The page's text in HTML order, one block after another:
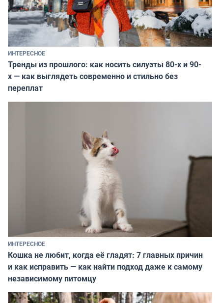
ИНТЕРЕСНОЕ
Тренды из прошлого: как носить силуэты 80-х и 90-
х — как выглядеть современно и стильно без
переплат
ИНТЕРЕСНОЕ
Кошка не любит, когда её гладят: 7 главных причин
и как исправить — как найти подход даже к самому
независимому питомцу